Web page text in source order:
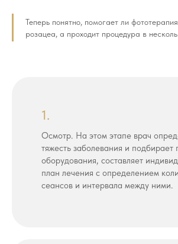
Теперь понятно, помогает ли
розацеа, а проходит процедура в
1.
Осмотр. На этом этапе врач
тяжесть заболевания и подбирает
оборудования, составляет
план лечения с определением
сеансов и интервала между ними.